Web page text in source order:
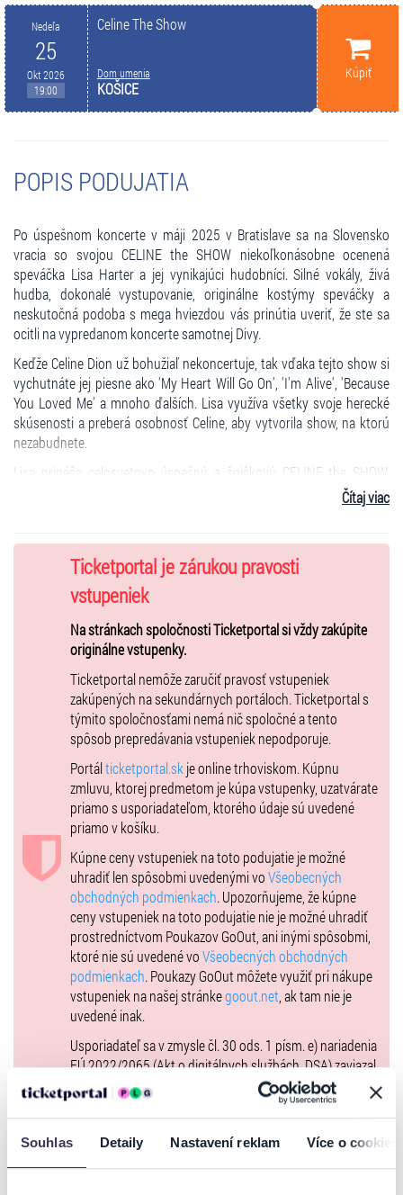
Souhlas Detaily Nastavení reklam Více o cookies
Nedeľa
25
Okt 2026
19:00
Celine The Show
Dom umenia
KOŠICE
Kúpiť
POPIS PODUJATIA
Po úspešnom koncerte v máji 2025 v Bratislave sa na Slovensko
vracia so svojou CELINE the SHOW niekoľkonásobne ocenená
speváčka Lisa Harter a jej vynikajúci hudobníci. Silné vokály, živá
hudba, dokonalé vystupovanie, originálne kostýmy speváčky a
neskutočná podoba s mega hviezdou vás prinútia uveriť, že ste sa
ocitli na vypredanom koncerte samotnej Divy.
Keďže Celine Dion už bohužiaľ nekoncertuje, tak vďaka tejto show si
vychutnáte jej piesne ako 'My Heart Will Go On', 'I'm Alive', 'Because
You Loved Me' a mnoho ďalších. Lisa využíva všetky svoje herecké
skúsenosti a preberá osobnosť Celine, aby vytvorila show, na ktorú
nezabudnete.
Lisa prináša celosvetovo úspešnú a špičkovú CELINE the SHOW,
ktorá je poctou The Legend, neporovnateľnej Celine Dion. Nenechajte
Predaj len formou Hometicket !
Čítaj viac
Ticketportal je zárukou pravosti
vstupeniek
Na stránkach spoločnosti Ticketportal si vždy zakúpite
originálne vstupenky.
Ticketportal nemôže zaručiť pravosť vstupeniek
zakúpených na sekundárnych portáloch. Ticketportal s
týmito spoločnosťami nemá nič spoločné a tento
spôsob prepredávania vstupeniek nepodporuje.
Portálticketportal.sk je online trhoviskom. Kúpnu
zmluvu, ktorej predmetom je kúpa vstupenky, uzatvárate
priamo s usporiadateľom, ktorého údaje sú uvedené
priamo v košíku.
Kúpne ceny vstupeniek na toto podujatie je možné
uhradiť len spôsobmi uvedenými voVšeobecných
obchodných podmienkach. Upozorňujeme, že kúpne
ceny vstupeniek na toto podujatie nie je možné uhradiť
prostredníctvom Poukazov GoOut, ani inými spôsobmi,
ktoré nie sú uvedené voVšeobecných obchodných
podmienkach. Poukazy GoOut môžete využiť pri nákupe
vstupeniek na našej stránkegoout.net , ak tam nie je
uvedené inak.
Usporiadateľ sa v zmysle čl. 30 ods. 1 písm. e) nariadenia
EÚ 2022/2065 (Akt o digitálnych službách, DSA) zaviazal
ponúkať na portáli
www.ticketportal.sk, iba výrobky alebo
služby, ktoré sú v súlade s uplatniteľným právom
Európskej únie. Príslušné informácie a kontakty podľa
DSA nájdete na stránketu.